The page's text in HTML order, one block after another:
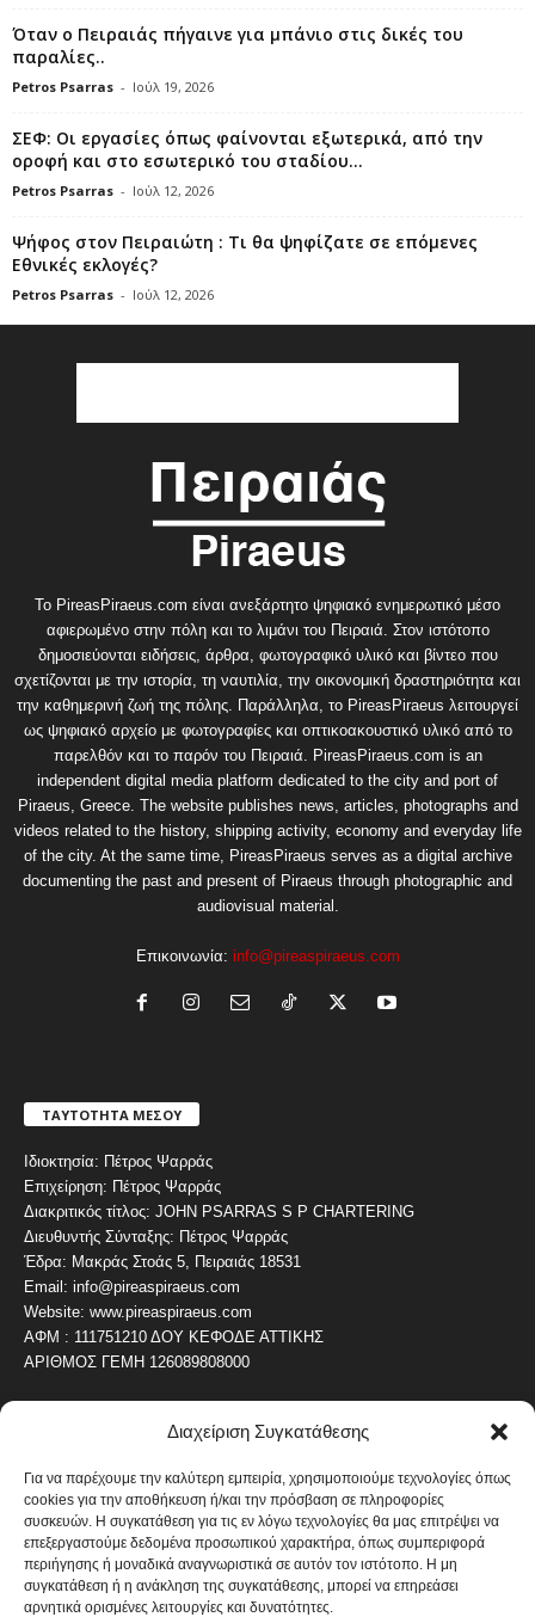
Διαχείριση Συγκατάθεσης
Για να παρέχουμε την καλύτερη εμπειρία, χρησιμοποιούμε τεχνολογίες όπως
cookies για την αποθήκευση ή/και την πρόσβαση σε πληροφορίες
συσκευών. Η συγκατάθεση για τις εν λόγω τεχνολογίες θα μας επιτρέψει να
επεξεργαστούμε δεδομένα προσωπικού χαρακτήρα, όπως συμπεριφορά
περιήγησης ή μοναδικά αναγνωριστικά σε αυτόν τον ιστότοπο. Η μη
συγκατάθεση ή η ανάκληση της συγκατάθεσης, μπορεί να επηρεάσει
αρνητικά ορισμένες λειτουργίες και δυνατότητες.
Όταν ο Πειραιάς πήγαινε για μπάνιο στις δικές του
παραλίες..
Petros Psarras - Ιούλ 19, 2026
ΣΕΦ: Οι εργασίες όπως φαίνονται εξωτερικά, από την
οροφή και στο εσωτερικό του σταδίου...
Petros Psarras - Ιούλ 12, 2026
Ψήφος στον Πειραιώτη : Τι θα ψηφίζατε σε επόμενες
Εθνικές εκλογές?
Petros Psarras - Ιούλ 12, 2026
Το PireasPiraeus.com είναι ανεξάρτητο ψηφιακό ενημερωτικό μέσο
αφιερωμένο στην πόλη και το λιμάνι του Πειραιά. Στον ιστότοπο
δημοσιεύονται ειδήσεις, άρθρα, φωτογραφικό υλικό και βίντεο που
σχετίζονται με την ιστορία, τη ναυτιλία, την οικονομική δραστηριότητα και
την καθημερινή ζωή της πόλης. Παράλληλα, το PireasPiraeus λειτουργεί
ως ψηφιακό αρχείο με φωτογραφίες και οπτικοακουστικό υλικό από το
παρελθόν και το παρόν του Πειραιά. PireasPiraeus.com is an
independent digital media platform dedicated to the city and port of
Piraeus, Greece. The website publishes news, articles, photographs and
videos related to the history, shipping activity, economy and everyday life
of the city. At the same time, PireasPiraeus serves as a digital archive
documenting the past and present of Piraeus through photographic and
audiovisual material.
Επικοινωνία: info@pireaspiraeus.com
ΤΑΥΤΟΤΗΤΑ ΜΕΣΟΥ
Ιδιοκτησία: Πέτρος Ψαρράς
Επιχείρηση: Πέτρος Ψαρράς
Διακριτικός τίτλος: JOHN PSARRAS S P CHARTERING
Διευθυντής Σύνταξης: Πέτρος Ψαρράς
Έδρα: Μακράς Στοάς 5, Πειραιάς 18531
Email: info@pireaspiraeus.com
Website: www.pireaspiraeus.com
ΑΦΜ : 111751210 ΔΟΥ ΚΕΦΟΔΕ ΑΤΤΙΚΗΣ
ΑΡΙΘΜΟΣ ΓΕΜΗ 126089808000
ΔΗΜΟΦΙΛΗ ΚΑΤΗΓΟΡΙΑ
ΝΕΑ ΤΟΥ ΠΕΙΡΑΙΑ 4487
ΟΛΥΜΠΙΑΚΟΣ
ΑΛΛΑ ΚΟΙΝΩΝΙΚΑ
ΕΙΔΗΣΕΙΣ ΝΑΥΤΙΛΙΑ